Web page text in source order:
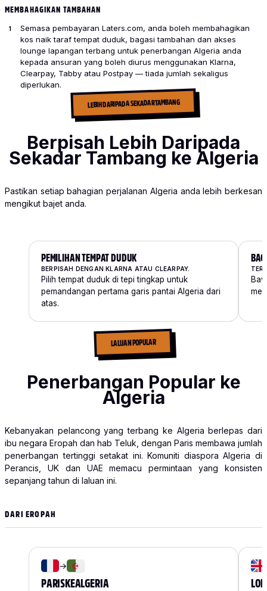
MEMBAHAGIKAN TAMBAHAN
Semasa pembayaran Laters.com, anda boleh membahagikan
kos naik taraf tempat duduk, bagasi tambahan dan akses
lounge lapangan terbang untuk penerbangan Algeria anda
kepada ansuran yang boleh diurus menggunakan Klarna,
Clearpay, Tabby atau Postpay — tiada jumlah sekaligus
diperlukan.
LEBIH DARIPADA SEKADAR TAMBANG
Berpisah Lebih Daripada
Sekadar Tambang ke Algeria
Pastikan setiap bahagian perjalanan Algeria anda lebih berkesan
mengikut bajet anda.
PEMILIHAN TEMPAT DUDUK
BERPISAH DENGAN KLARNA ATAU CLEARPAY.
Pilih tempat duduk di tepi tingkap untuk
pemandangan pertama garis pantai Algeria dari
atas.
LALUAN POPULAR
Penerbangan Popular ke
Algeria
Kebanyakan pelancong yang terbang ke Algeria berlepas dari
ibu negara Eropah dan hab Teluk, dengan Paris membawa jumlah
penerbangan tertinggi setakat ini. Komuniti diaspora Algeria di
Perancis, UK dan UAE memacu permintaan yang konsisten
sepanjang tahun di laluan ini.
DARI EROPAH
→
PARISKEALGERIA